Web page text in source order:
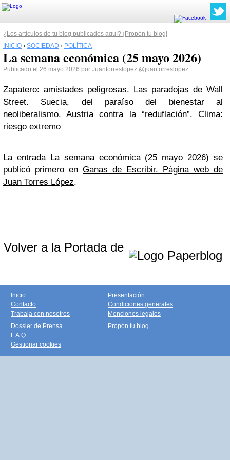
¿Los artículos de tu blog publicados aquí? ¡Propón tu blog!
INICIO › SOCIEDAD › POLÍTICA
La semana económica (25 mayo 2026)
Publicado el 26 mayo 2026 por Juantorreslopez @juantorreslopez
Zapatero: amistades peligrosas. Las paradojas de Wall
Street. Suecia, del paraíso del bienestar al
neoliberalismo. Austria contra la “reduflación”. Clima:
riesgo extremo
La entrada La semana económica (25 mayo 2026) se
publicó primero en Ganas de Escribir. Página web de
Juan Torres López.
Volver a la Portada de
Inicio
Contacto
Trabaja con nosotros
Presentación
Condiciones generales
Menciones legales
Dossier de Prensa
F.A.Q.
Gestionar cookies
Propón tu blog